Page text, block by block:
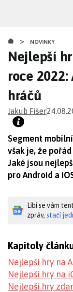
obsahu
> NOVINKY
Nejlepší
roce
hráčů
Jakub Fišer
Segment
však je, že
Jaké jsou
pro Android a
Líbí se vám
zpráv, stačí
Kapitoly
Nejlepší hry na
Nejlepší hry na
Nejlepší hry